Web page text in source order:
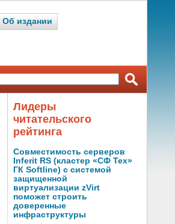
Об издании
Лидеры
читательского
рейтинга
Совместимость серверов
Inferit RS (кластер «СФ Тех»
ГК Softline) с системой
защищенной
виртуализации zVirt
поможет строить
доверенные
инфраструктуры